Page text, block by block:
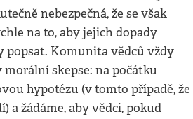
nebezpečná, že se však
na to, aby jejich dopady
popsat. Komunita vědců vždy
skepse: na počátku
hypotézu (v tomto případě, že
a žádáme, aby vědci, pokud